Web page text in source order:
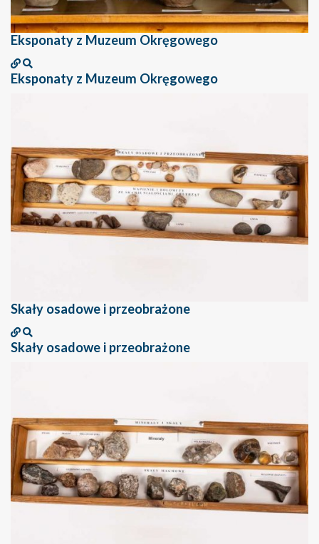
Eksponaty z Muzeum Okręgowego
Eksponaty z Muzeum Okręgowego
Skały osadowe i przeobrażone
Skały osadowe i przeobrażone